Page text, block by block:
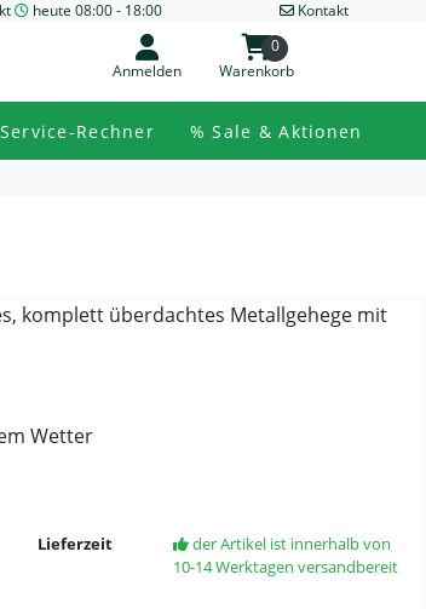
heute 08:00 - 18:00 Kontakt
Anmelden Warenkorb
0
Service-Rechner % Sale & Aktionen
komplett überdachtes Metallgehege mit
Wetter
Lieferzeit
der Artikel ist innerhalb von
10-14 Werktagen versandbereit